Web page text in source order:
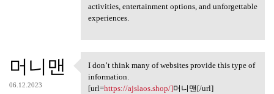
activities, entertainment options, and unforgettable
experiences.
머니맨
06.12.2023
I don’t think many of
I don’t think many of websites provide this type of
information.
[url=https://ajslaos.shop/]머니맨[/url]